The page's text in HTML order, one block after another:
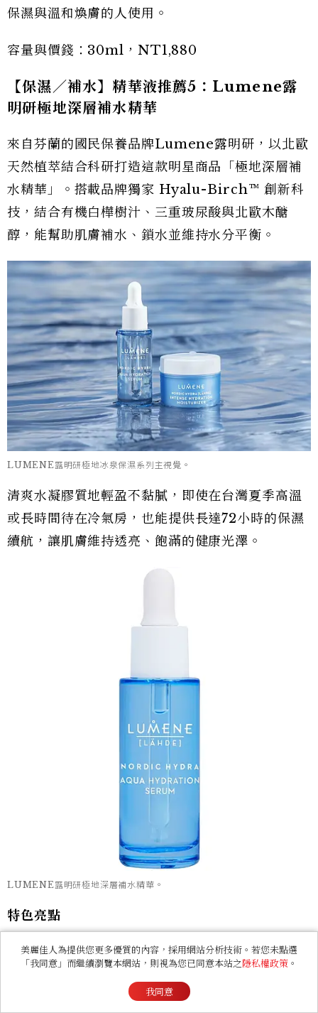
保濕與溫和煥膚的人使用。
容量與價錢：30ml，NT1,880
【保濕／補水】精華液推薦5：Lumene露
明研極地深層補水精華
來自芬蘭的國民保養品牌Lumene露明研，以北歐
天然植萃結合科研打造這款明星商品「極地深層補
水精華」。搭載品牌獨家 Hyalu-Birch™ 創新科
技，結合有機白樺樹汁、三重玻尿酸與北歐木醣
醇，能幫助肌膚補水、鎖水並維持水分平衡。
LUMENE露明研極地冰泉保濕系列主視覺。
清爽水凝膠質地輕盈不黏膩，即使在台灣夏季高溫
或長時間待在冷氣房，也能提供長達72小時的保濕
續航，讓肌膚維持透亮、飽滿的健康光澤。
LUMENE露明研極地深層補水精華。
特色亮點
1.獨家 Hyalu-Birch™ 科技，提升補水與鎖水能
美麗佳人為提供您更多優質的內容，採用網站分析技術。若您未點選
「我同意」而繼續瀏覽本網站，則視為您已同意本站之隱私權政策 。
我同意